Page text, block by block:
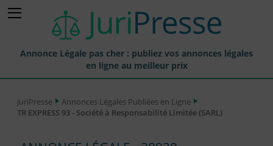
Annonce Légale pas cher : publiez vos annonces légales
en ligne au meilleur prix
Annonces Légales Publiées
JuriPresse
Annonces Légales Publiées en Ligne
TR EXPRESS 93 - Société à Responsabilité Limitée (SARL)